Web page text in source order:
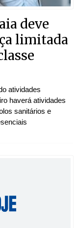
deve
limitada
atividades
haverá atividades
sanitários e